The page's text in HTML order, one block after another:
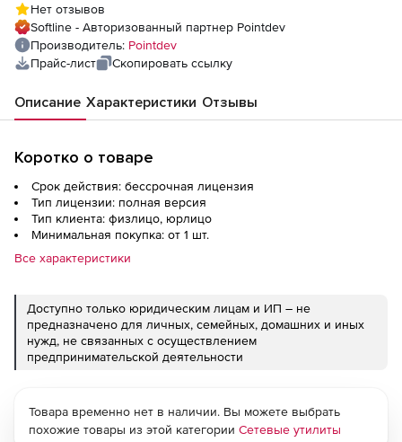
Нет отзывов
Softline - Авторизованный партнер Pointdev
Производитель: Pointdev
Прайс-лист
Скопировать ссылку
Описание Характеристики Отзывы
Коротко о товаре
Срок действия: бессрочная лицензия
Тип лицензии: полная версия
Тип клиента: физлицо, юрлицо
Минимальная покупка: от 1 шт.
Все характеристики
Доступно только юридическим лицам и ИП – не
предназначено для личных, семейных, домашних и иных
нужд, не связанных с осуществлением
предпринимательской деятельности
Товара временно нет в наличии. Вы можете выбрать
похожие товары из этой категории Сетевые утилиты